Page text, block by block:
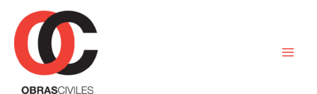
contenido